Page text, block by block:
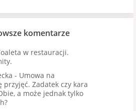
komentarze
w restauracji.
- Umowa na
przyjęć. Zadatek czy kara
a może jednak tylko